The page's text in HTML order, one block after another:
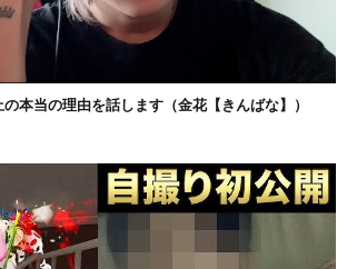
の本当の理由を話します（金花【きんばな】）